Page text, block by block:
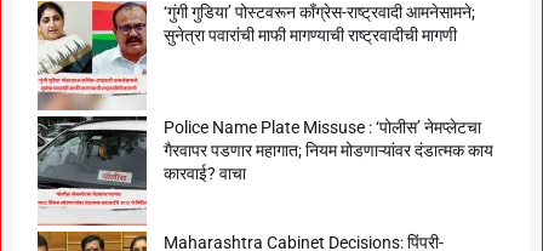
‘गुंगी गुडिया’ पोस्टवरून काँग्रेस-राष्ट्रवादी आमनेसामने;
सुनेत्रा पवारांची माफी मागण्याची राष्ट्रवादीची मागणी
Police Name Plate Missuse : ‘पोलीस’ नेमप्लेटचा
गैरवापर पडणार महागात; नियम मोडणाऱ्यांवर दंडात्मक काय
कारवाई? वाचा
Maharashtra Cabinet Decisions: पिंपरी-